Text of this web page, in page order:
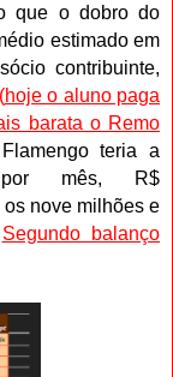
que o dobro do
estimado em
contribuinte,
(hoje o aluno paga
barata o Remo
teria a
mês, R$
nove milhões e
Segundo balanço